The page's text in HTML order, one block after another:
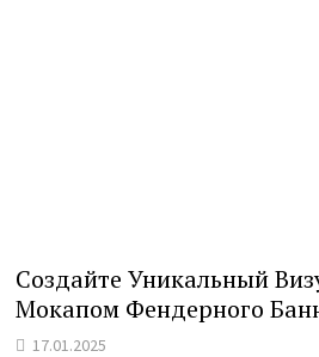
Создайте Уникальный
Мокапом Фендерного
17.01.2025